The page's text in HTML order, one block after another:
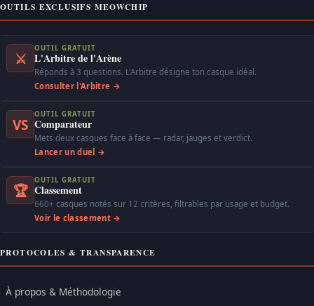
OUTILS EXCLUSIFS MEOWCHIP
⚔
OUTIL GRATUIT
L'Arbitre de l'Arène
Réponds à 3 questions. L'Arbitre désigne ton casque idéal.
Consulter l'Arbitre →
VS
OUTIL GRATUIT
Comparateur
Mets deux casques face à face — radar, jauges et verdict.
Lancer un duel →
🏆
OUTIL GRATUIT
Classement
660+ casques notés sur 12 critères, filtrables par usage et budget.
Voir le classement →
PROTOCOLES & TRANSPARENCE
À propos & Méthodologie